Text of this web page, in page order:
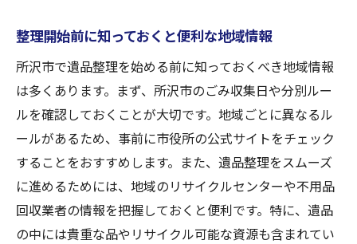
アルバムや映像を活用した思い出の保存
大切な品を次世代に引き継ぐための方法
感謝の気持ちを伝えるための整理
整理開始前に知っておくと便利な地域情報
所沢市で遺品整理を始める前に知っておくべき地域情報
は多くあります。まず、所沢市のごみ収集日や分別ルー
ルを確認しておくことが大切です。地域ごとに異なるル
ールがあるため、事前に市役所の公式サイトをチェック
することをおすすめします。また、遺品整理をスムーズ
に進めるためには、地域のリサイクルセンターや不用品
回収業者の情報を把握しておくと便利です。特に、遺品
の中には貴重な品やリサイクル可能な資源も含まれてい